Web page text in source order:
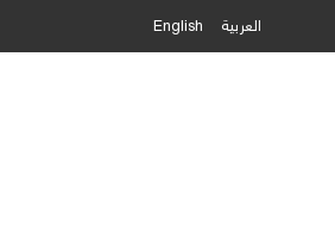
العربية English